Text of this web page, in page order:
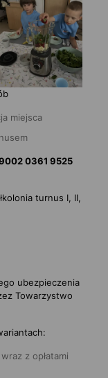
miejsca
0361 9525
turnus I, II,
ubezpieczenia
Towarzystwo
z opłatami